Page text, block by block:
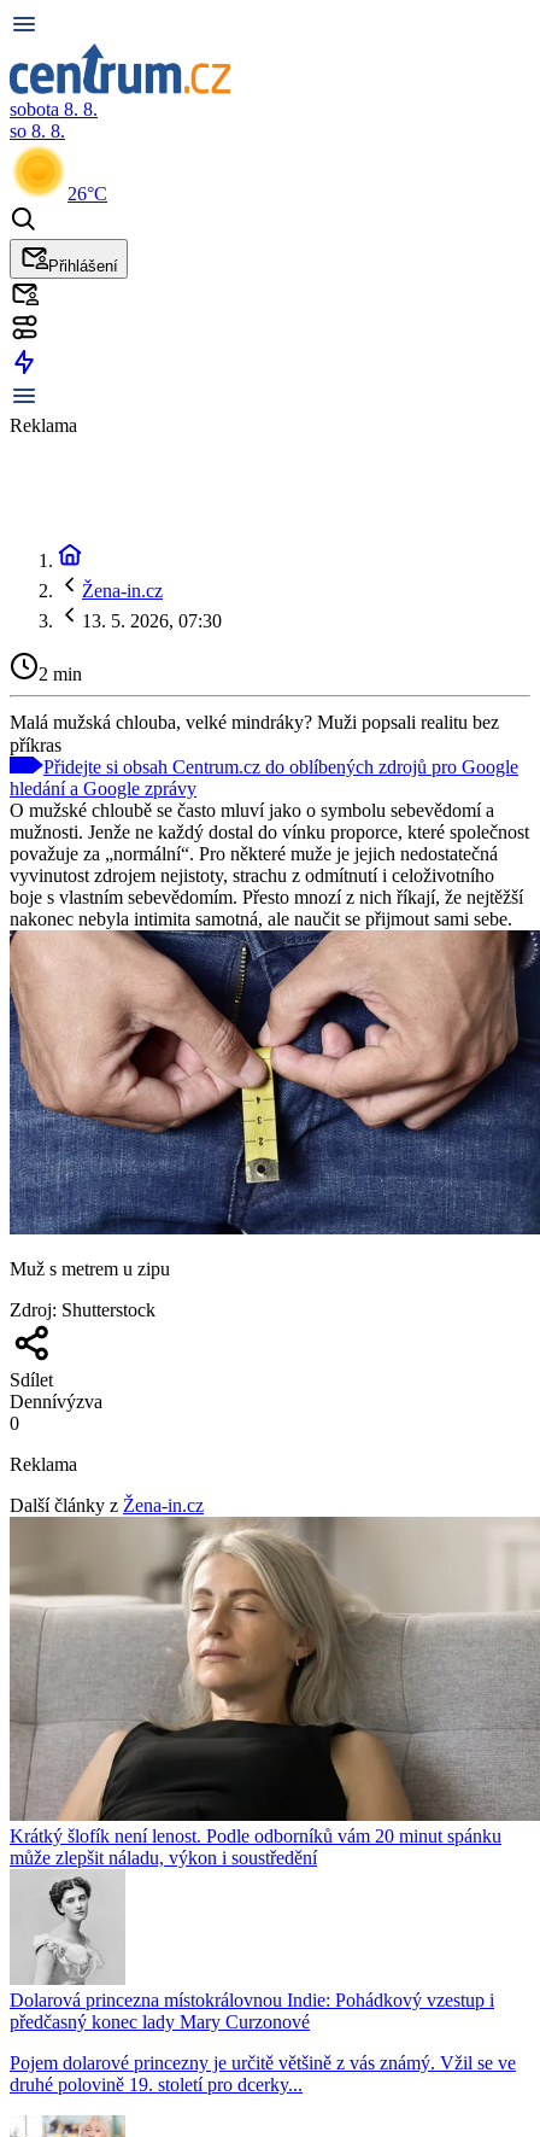
sobota 8. 8.
so 8. 8.
26°C
Přihlášení
Reklama
Žena-in.cz
13. 5. 2026, 07:30
2 min
Malá mužská chlouba, velké mindráky? Muži popsali realitu bez
příkras
Přidejte si obsah Centrum.cz do oblíbených zdrojů pro Google
hledání a Google zprávy
O mužské chloubě se často mluví jako o symbolu sebevědomí a
mužnosti. Jenže ne každý dostal do vínku proporce, které společnost
považuje za „normální“. Pro některé muže je jejich nedostatečná
vyvinutost zdrojem nejistoty, strachu z odmítnutí i celoživotního
boje s vlastním sebevědomím. Přesto mnozí z nich říkají, že nejtěžší
nakonec nebyla intimita samotná, ale naučit se přijmout sami sebe.
Muž s metrem u zipu
Zdroj: Shutterstock
Sdílet
Dennívýzva
0
Reklama
Další články z Žena-in.cz
Krátký šlofík není lenost. Podle odborníků vám 20 minut spánku
může zlepšit náladu, výkon i soustředění
Dolarová princezna místokrálovnou Indie: Pohádkový vzestup i
předčasný konec lady Mary Curzonové
Pojem dolarové princezny je určitě většině z vás známý. Vžil se ve
druhé polovině 19. století pro dcerky...